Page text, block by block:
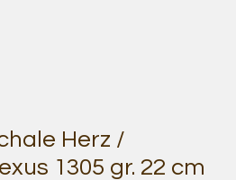
Herz /
1305 gr. 22 cm